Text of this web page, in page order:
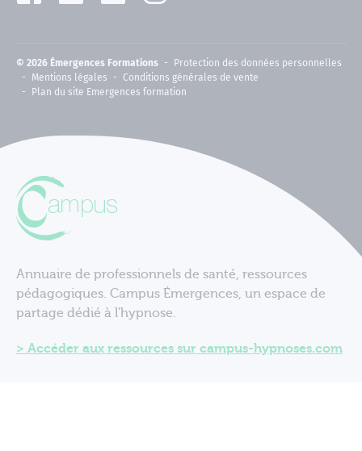
© 2026 Émergences Formations
Protection des données personnelles
Mentions légales
Conditions générales de vente
Plan du site Emergences formation
Annuaire de professionnels de santé, ressources
pédagogiques. Campus Émergences, un espace de
partage dédié à l'hypnose.
Accéder aux ressources sur campus-hypnoses.com